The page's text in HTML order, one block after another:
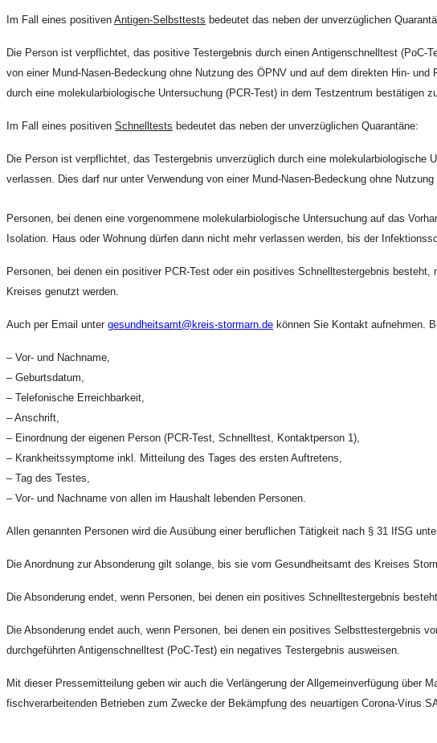
Im Fall eines positiven Antigen-Selbsttests bedeutet das neben der unverzüglichen
Die Person ist verpflichtet, das positive Testergebnis durch einen Antigenschnelltest
von einer Mund-Nasen-Bedeckung ohne Nutzung des ÖPNV und auf dem direkten Hin-
durch eine molekularbiologische Untersuchung (PCR-Test) in dem Testzentrum bestätigen
Im Fall eines positiven Schnelltests bedeutet das neben der unverzüglichen Quarantäne:
Die Person ist verpflichtet, das Testergebnis unverzüglich durch eine
verlassen. Dies darf nur unter Verwendung von einer Mund-Nasen-Bedeckung ohne
Personen, bei denen eine vorgenommene molekularbiologische Untersuchung auf das
Isolation. Haus oder Wohnung dürfen dann nicht mehr verlassen werden, bis der
Personen, bei denen ein positiver PCR-Test oder ein positives Schnelltestergebnis
Kreises genutzt werden.
Auch per Email unter gesundheitsamt@kreis-stormarn.de können Sie Kontakt aufnehmen.
– Vor- und Nachname,
– Geburtsdatum,
– Telefonische Erreichbarkeit,
– Anschrift,
– Einordnung der eigenen Person (PCR-Test, Schnelltest, Kontaktperson 1),
– Krankheitssymptome inkl. Mitteilung des Tages des ersten Auftretens,
– Tag des Testes,
– Vor- und Nachname von allen im Haushalt lebenden Personen.
Allen genannten Personen wird die Ausübung einer beruflichen Tätigkeit nach § 31 IfSG
Die Anordnung zur Absonderung gilt solange, bis sie vom Gesundheitsamt des Kreises
Die Absonderung endet, wenn Personen, bei denen ein positives Schnelltestergebnis
Die Absonderung endet auch, wenn Personen, bei denen ein positives Selbsttestergebnis
durchgeführten Antigenschnelltest (PoC-Test) ein negatives Testergebnis ausweisen.
Mit dieser Pressemitteilung geben wir auch die Verlängerung der Allgemeinverfügung über
fischverarbeitenden Betrieben zum Zwecke der Bekämpfung des neuartigen Corona-Virus